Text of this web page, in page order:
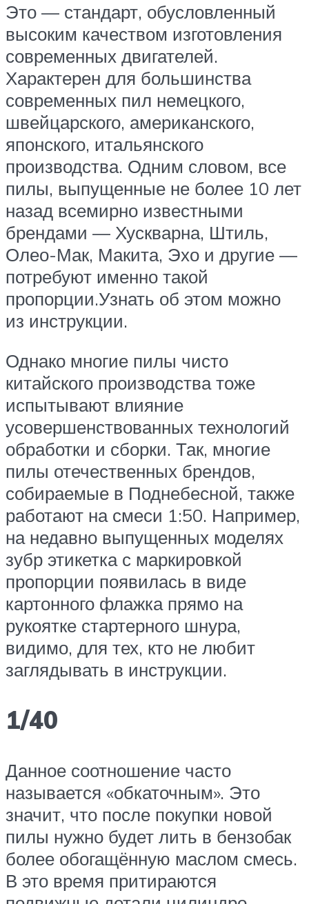
Это — стандарт, обусловленный
высоким качеством изготовления
современных двигателей.
Характерен для большинства
современных пил немецкого,
швейцарского, американского,
японского, итальянского
производства. Одним словом, все
пилы, выпущенные не более 10 лет
назад всемирно известными
брендами — Хускварна, Штиль,
Олео-Мак, Макита, Эхо и другие —
потребуют именно такой
пропорции.Узнать об этом можно
из инструкции.
Однако многие пилы чисто
китайского производства тоже
испытывают влияние
усовершенствованных технологий
обработки и сборки. Так, многие
пилы отечественных брендов,
собираемые в Поднебесной, также
работают на смеси 1:50. Например,
на недавно выпущенных моделях
зубр этикетка с маркировкой
пропорции появилась в виде
картонного флажка прямо на
рукоятке стартерного шнура,
видимо, для тех, кто не любит
заглядывать в инструкции.
1/40
Данное соотношение часто
называется «обкаточным». Это
значит, что после покупки новой
пилы нужно будет лить в бензобак
более обогащённую маслом смесь.
В это время притираются